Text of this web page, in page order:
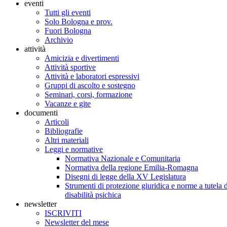
eventi
Tutti gli eventi
Solo Bologna e prov.
Fuori Bologna
Archivio
attività
Amicizia e divertimenti
Attività sportive
Attività e laboratori espressivi
Gruppi di ascolto e sostegno
Seminari, corsi, formazione
Vacanze e gite
documenti
Articoli
Bibliografie
Altri materiali
Leggi e normative
Normativa Nazionale e Comunitaria
Normativa della regione Emilia-Romagna
Disegni di legge della XV Legislatura
Strumenti di protezione giuridica e norme a tutela
disabilità psichica
newsletter
ISCRIVITI
Newsletter del mese